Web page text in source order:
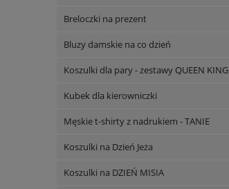
Breloczki na prezent
Bluzy damskie na co dzień
Koszulki dla pary - zestawy QUEEN KING
Kubek dla kierowniczki
Męskie t-shirty z nadrukiem - TANIE
Koszulki na Dzień Jeża
Koszulki na DZIEŃ MISIA